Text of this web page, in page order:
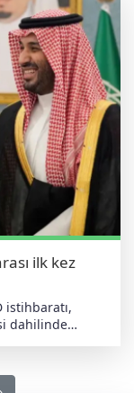
ilk kez
dahilinde
geçen